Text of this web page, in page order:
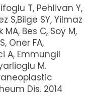
T, Pehlivan Y,
S,Bilge SY, Yilmaz
Bes C, Soy M,
Oner FA,
A, Emmungil
M.
Dis. 2014